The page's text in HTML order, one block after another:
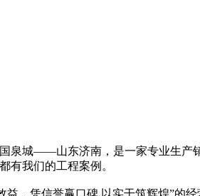
泉城——山东济南，是一家专业生产
有我们的工程案例。
益，凭信誉赢口碑,以实干筑辉煌”的